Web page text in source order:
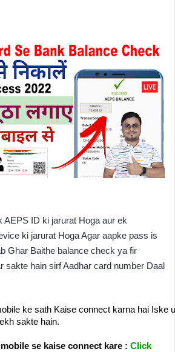
AEPS ID ki jarurat Hoga aur ek
ki jarurat Hoga Agar aapke pass is
Ghar Baithe balance check ya fir
sakte hain sirf Aadhar card number Daal
ke sath Kaise connect karna hai
sakte hain.
se kaise connect kare : Click